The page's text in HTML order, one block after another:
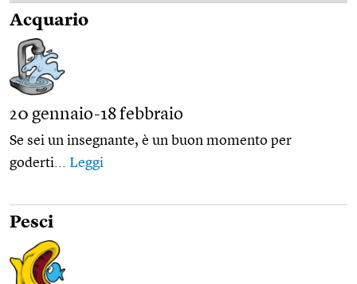
Acquario
20 gennaio-18 febbraio
Se sei un insegnante, è un buon momento per
goderti... Leggi
Pesci